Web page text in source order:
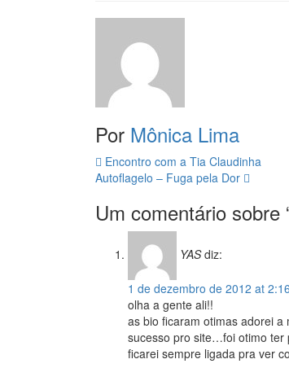
Por Mônica Lima
Navegação
da
Postagem
Encontro com a Tia Claudinha
Autoflagelo – Fuga pela Dor
Um comentário sobre
YAS diz:
1 de dezembro de 2012 at
olha a gente ali!!
as bio ficaram otimas adorei
sucesso pro site…foi otimo ter
ficarei sempre ligada pra ver